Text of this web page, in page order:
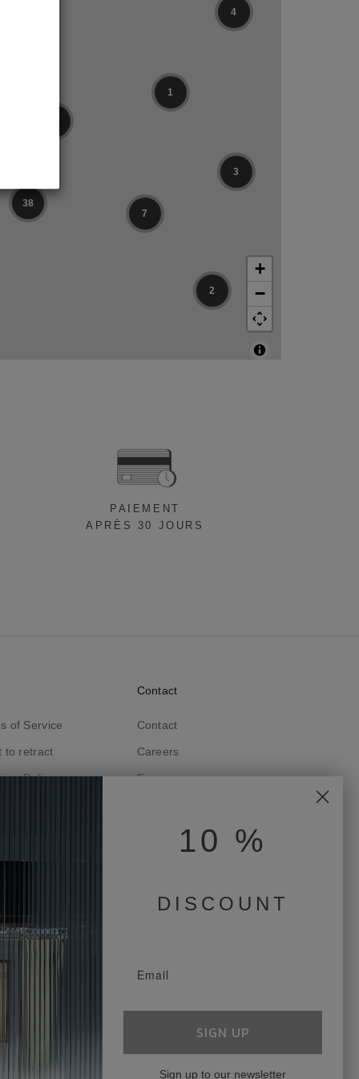
4
1
38
3
7
2
+
−
PAIEMENT
APRÈS 30 JOURS
of Service
to retract
Policy
de fidélité
Contact
Contact
Careers
Faq
10 %
DISCOUNT
SIGN UP
Sign up to our newsletter